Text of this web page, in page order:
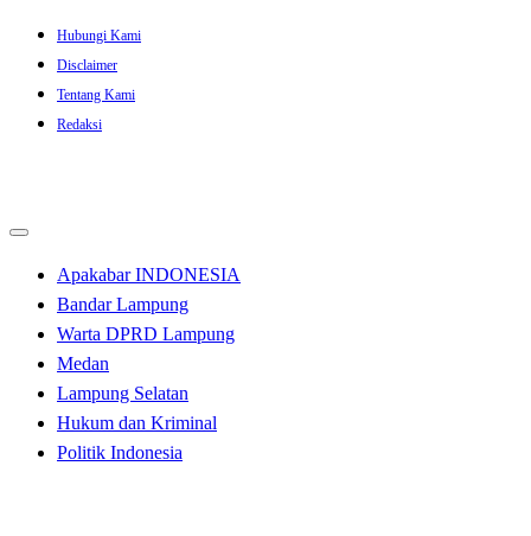
Skip
content
Hubungi Kami
Disclaimer
Tentang Kami
Redaksi
Apakabar INDONESIA
Bandar Lampung
Warta DPRD Lampung
Medan
Lampung Selatan
Hukum dan Kriminal
Politik Indonesia